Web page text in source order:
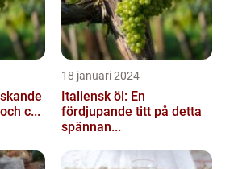
c...
18 januari 2024
Italiensk öl: En
fördjupande titt på detta
spännan...